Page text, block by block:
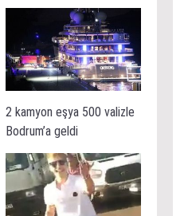
2 kamyon eşya 500 valizle
Bodrum’a geldi